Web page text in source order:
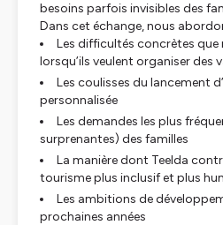
besoins parfois invisibles des
Dans cet échange, nous
Les difficultés concrètes
lorsqu’ils veulent organiser des
Les coulisses du lancement
personnalisée
Les demandes les plus
surprenantes) des familles
La manière dont Teelda
tourisme plus inclusif et plus
Les ambitions de
prochaines années